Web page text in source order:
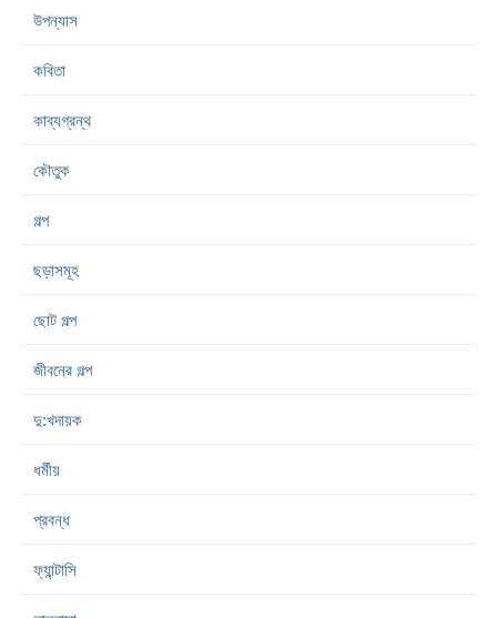
উপন্যাস
কবিতা
কাব্যগ্রন্থ
কৌতুক
গল্প
ছড়াসমূহ
ছোট গল্প
জীবনের গল্প
দু:খদায়ক
ধর্মীয়
প্রবন্ধ
ফ্যান্টাসি